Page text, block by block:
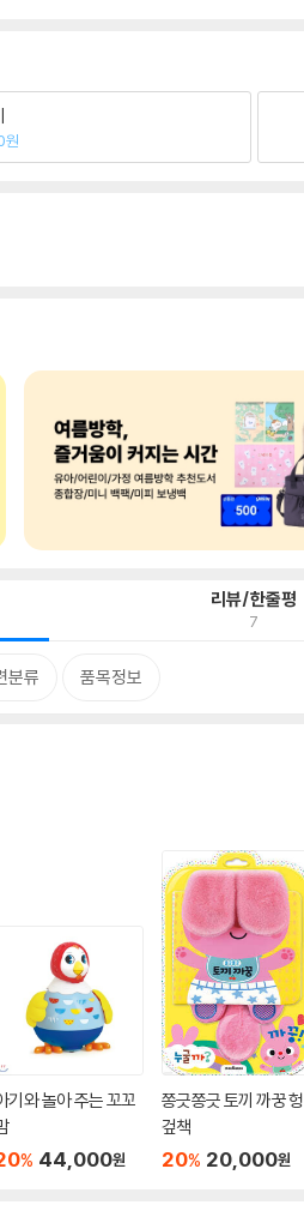
원
리뷰/한줄평
7
분류 품목정보
기와 놀아 주는 꼬꼬
% 44,000원
쫑긋쫑긋 토끼 까꿍 헝
겊책
20% 20,000원